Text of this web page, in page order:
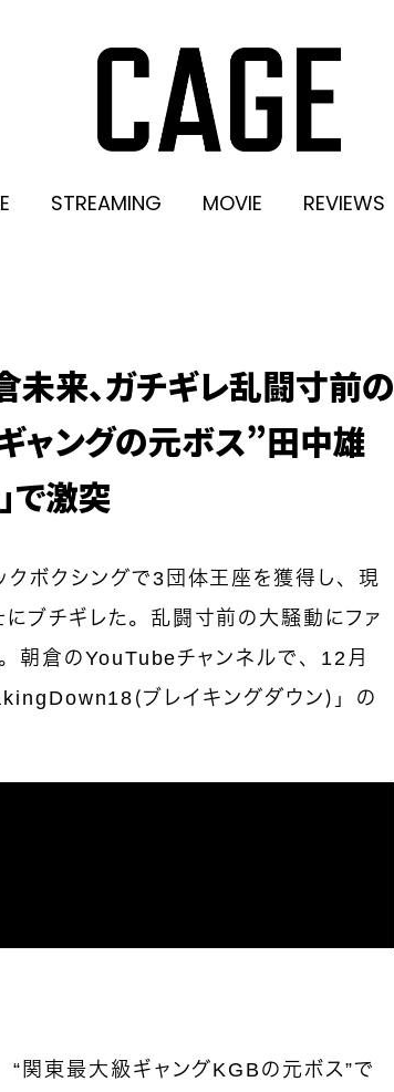
STREAMING MOVIE REVIEWS
未来、ガチギレ乱闘寸前の
ングの元ボス”田中雄
で激突
ボクシングで3団体王座を獲得し、現
ブチギレた。乱闘寸前の大騒動にファ
朝倉のYouTubeチャンネルで、12月
（ブレイキングダウン）」の
“関東最大級ギャングKGBの元ボス”で